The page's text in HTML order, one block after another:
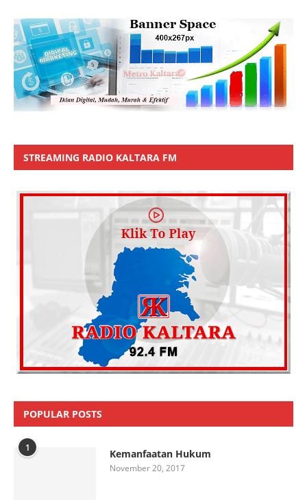
STREAMING RADIO KALTARA FM
POPULAR POSTS
1 Kemanfaatan Hukum
November 20, 2017